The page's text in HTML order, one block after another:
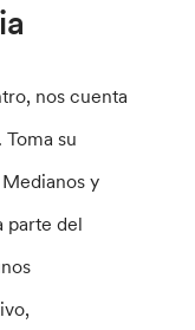
nos cuenta
su
y
parte del